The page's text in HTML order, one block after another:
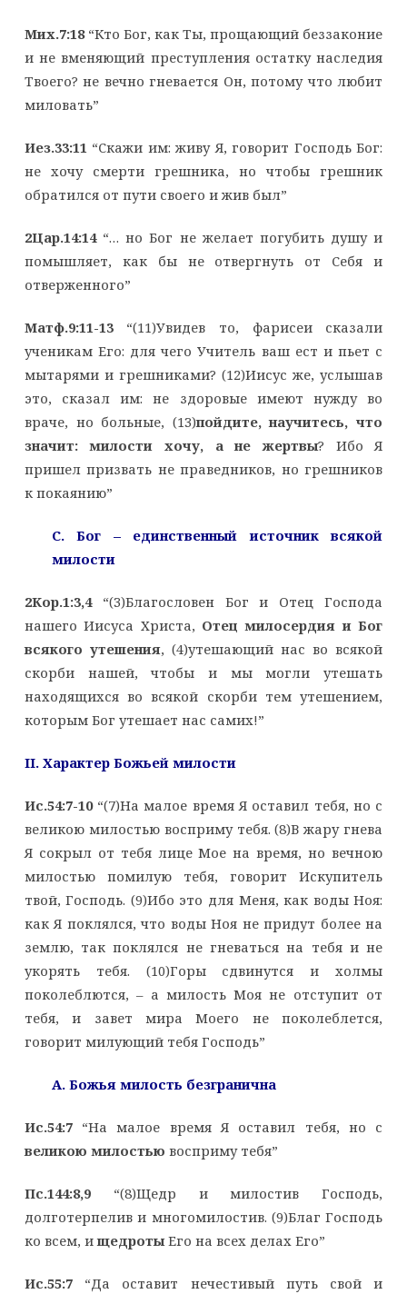
Мих.7:18“Кто Бог, как Ты, прощающий беззаконие
и не вменяющий преступления остатку наследия
Твоего? не вечно гневается Он, потому что любит
миловать”
Иез.33:11“Скажи им: живу Я, говорит Господь Бог:
не хочу смерти грешника, но чтобы грешник
обратился от пути своего и жив был”
2Цар.14:14“… но Бог не желает погубить душу и
помышляет, как бы не отвергнуть от Себя и
отверженного”
Матф.9:11-13“(11)Увидев то, фарисеи сказали
ученикам Его: для чего Учитель ваш ест и пьет с
мытарями и грешниками? (12)Иисус же, услышав
это, сказал им: не здоровые имеют нужду во
враче, но больные, (13)пойдите, научитесь, что
значит: милости хочу, а не жертвы? Ибо Я
пришел призвать не праведников, но грешников
к покаянию”
C. Бог – единственный источник всякой
милости
2Кор.1:3,4“(3)Благословен Бог и Отец Господа
нашего Иисуса Христа, Отец милосердия и Бог
всякого утешения, (4)утешающий нас во всякой
скорби нашей, чтобы и мы могли утешать
находящихся во всякой скорби тем утешением,
которым Бог утешает нас самих!”
II. Характер Божьей милости
Ис.54:7-10“(7)На малое время Я оставил тебя, но с
великою милостью восприму тебя. (8)В жару гнева
Я сокрыл от тебя лице Мое на время, но вечною
милостью помилую тебя, говорит Искупитель
твой, Господь. (9)Ибо это для Меня, как воды Ноя:
как Я поклялся, что воды Ноя не придут более на
землю, так поклялся не гневаться на тебя и не
укорять тебя. (10)Горы сдвинутся и холмы
поколеблются, – а милость Моя не отступит от
тебя, и завет мира Моего не поколеблется,
говорит милующий тебя Господь”
A. Божья милость безгранична
Ис.54:7“На малое время Я оставил тебя, но с
великою милостью восприму тебя”
Пс.144:8,9“(8)Щедр и милостив Господь,
долготерпелив и многомилостив. (9)Благ Господь
ко всем, ищедротыЕго на всех делах Его”
Ис.55:7“Да оставит нечестивый путь свой и